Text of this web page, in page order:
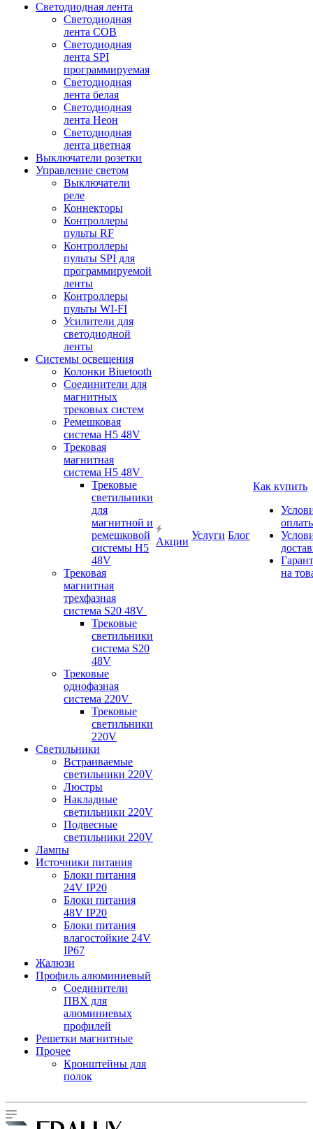
Светодиодная лента
Светодиодная
лента COB
Светодиодная
лента SPI
программируемая
Светодиодная
лента белая
Светодиодная
лента Неон
Светодиодная
лента цветная
Выключатели розетки
Управление светом
Выключатели
реле
Коннекторы
Контроллеры
пульты RF
Контроллеры
пульты SPI для
программируемой
ленты
Контроллеры
пульты WI-FI
Усилители для
светодиодной
ленты
Системы освещения
Колонки Biuetooth
Соединители для
магнитных
трековых систем
Ремешковая
система H5 48V
Трековая
магнитная
система H5 48V
Трековые
светильники
для
магнитной и
ремешковой
системы H5
48V
Трековая
магнитная
трехфазная
система S20 48V
Трековые
светильники
система S20
48V
Трековые
однофазная
система 220V
Трековые
светильники
220V
Светильники
Встраиваемые
светильники 220V
Люстры
Накладные
светильники 220V
Подвесные
светильники 220V
Лампы
Источники питания
Блоки питания
24V IP20
Блоки питания
48V IP20
Блоки питания
влагостойкие 24V
IP67
Жалюзи
Профиль алюминиевый
Соединители
ПВХ для
алюминиевых
профилей
Решетки магнитные
Прочее
Кронштейны для
полок
Акции
Услуги Блог
Как купить
на